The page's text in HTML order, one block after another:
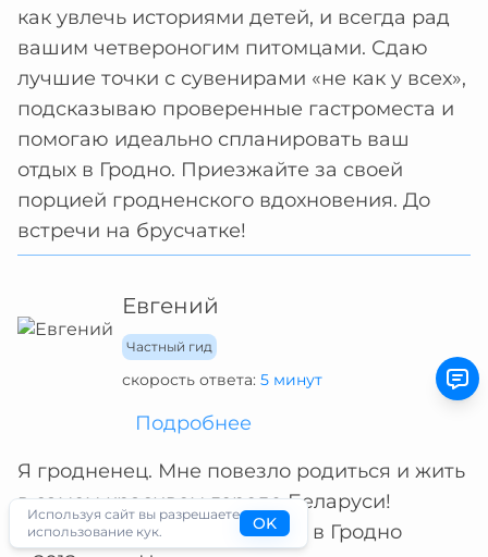
как увлечь историями детей, и всегда рад
вашим четвероногим питомцами. Сдаю
лучшие точки с сувенирами «не как у всех»,
подсказываю проверенные гастроместа и
помогаю идеально спланировать ваш
отдых в Гродно. Приезжайте за своей
порцией гродненского вдохновения. До
встречи на брусчатке!
Евгений
Частный гид
скорость ответа: 5 минут
Подробнее
Я гродненец. Мне повезло родиться и жить
в самом красивом городе Беларуси!
Профессионально влюбляю в Гродно
Используя сайт вы разрешаете
использование кук.
OK